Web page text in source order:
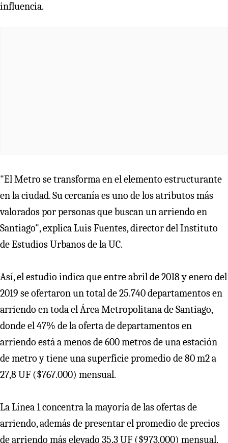
influencia.
"El Metro se transforma en el elemento estructurante
en la ciudad. Su cercanía es uno de los atributos más
valorados por personas que buscan un arriendo en
Santiago", explica Luis Fuentes, director del Instituto
de Estudios Urbanos de la UC.
Así, el estudio indica que entre abril de 2018 y enero del
2019 se ofertaron un total de 25.740 departamentos en
arriendo en toda el Área Metropolitana de Santiago,
donde el 47% de la oferta de departamentos en
arriendo está a menos de 600 metros de una estación
de metro y tiene una superficie promedio de 80 m2 a
27,8 UF ($767.000) mensual.
La Línea 1 concentra la mayoría de las ofertas de
arriendo, además de presentar el promedio de precios
de arriendo más elevado 35,3 UF ($973.000) mensual,